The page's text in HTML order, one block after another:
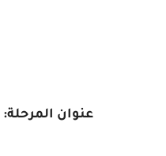
عنوان المرحلة: